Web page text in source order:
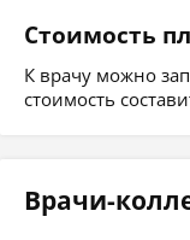
Стоимость
К врачу можно
стоимость
Врачи-